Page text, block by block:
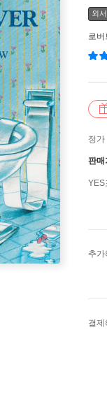
외서
로버
정가
판매
YES
추가
결제